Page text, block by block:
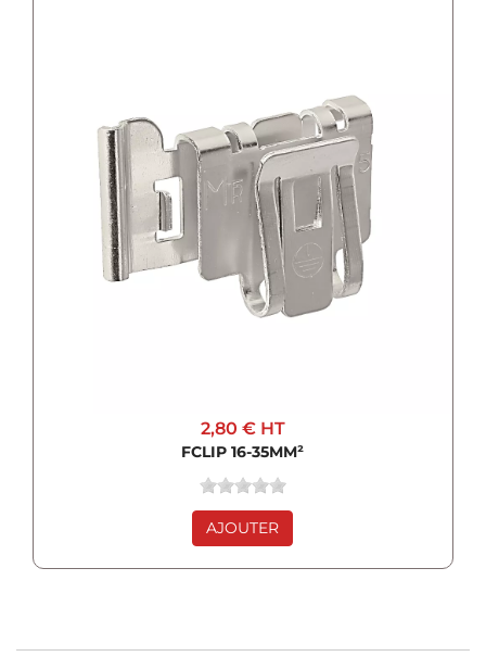
2,80 € HT
FCLIP 16-35MM²
AJOUTER